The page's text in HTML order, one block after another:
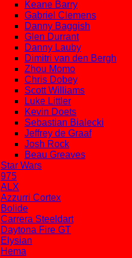
Keane Barry
Gabriel Clemens
Danny Baggish
Glen Durrant
Danny Lauby
Dimitri van den Bergh
Zhou Momo
Chris Dobey
Scott Williams
Luke Littler
Kevin Doets
Sebastian Bialecki
Jeffrey de Graaf
Josh Rock
Beau Greaves
Star Wars
975
ALX
Azzurri Cortex
Bolide
Carrera Steeldart
Daytona Fire GT
Elysian
Hema